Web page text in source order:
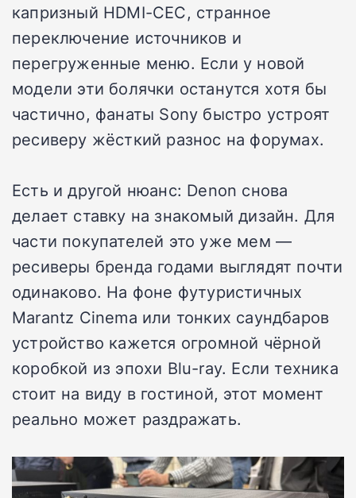
капризный HDMI-CEC, странное
переключение источников и
перегруженные меню. Если у новой
модели эти болячки останутся хотя бы
частично, фанаты Sony быстро устроят
ресиверу жёсткий разнос на форумах.
Есть и другой нюанс: Denon снова
делает ставку на знакомый дизайн. Для
части покупателей это уже мем —
ресиверы бренда годами выглядят почти
одинаково. На фоне футуристичных
Marantz Cinema или тонких саундбаров
устройство кажется огромной чёрной
коробкой из эпохи Blu-ray. Если техника
стоит на виду в гостиной, этот момент
реально может раздражать.